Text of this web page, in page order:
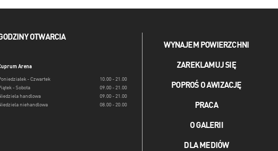
OTWARCIA
Arena
- Czwartek
10.00 - 21.00
- Sobota
09.00 - 21.00
handlowa
09.00 - 21.00
niehandlowa
08.00 - 20.00
WYNAJEM POWIERZCHNI
ZAREKLAMUJ SIĘ
POPROŚ O AWIZACJĘ
PRACA
O GALERII
DLA MEDIÓW